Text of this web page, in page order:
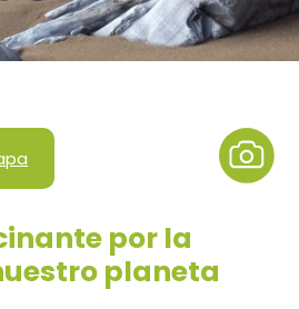
por la
planeta